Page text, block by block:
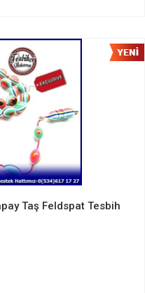
Taş Feldspat Tesbih